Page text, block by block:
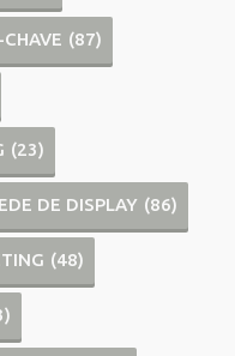
(87)
(23)
DE DISPLAY (86)
(48)